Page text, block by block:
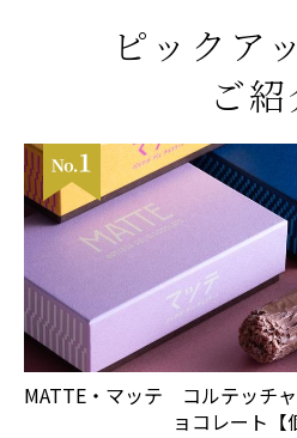
ピックア
ご
MATTE・マッテ コルテッチ
ョコレート【